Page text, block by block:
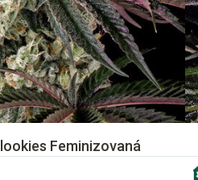
Feminizovaná